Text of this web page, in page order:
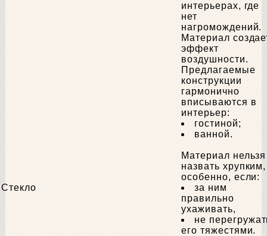
Стекло
интерьерах, где
нет
нагромождений.
Материал
эффект
воздушности.
Предлагаемые
конструкции
гармонично
вписываются в
интерьер:
гостиной;
ванной.
Материал нельзя
назвать хрупким,
особенно, если:
за ним
правильно
ухаживать,
не
его тяжестями.